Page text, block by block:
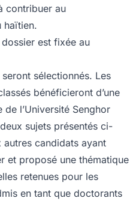
contribuer au
haïtien.
est fixée au
sélectionnés. Les
bénéficieront d’une
l’Université Senghor
sujets présentés ci-
autres candidats ayant
et proposé une thématique
retenues pour les
en tant que doctorants